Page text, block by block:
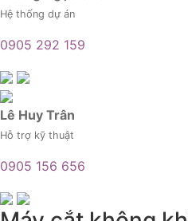
Hệ thống dự án
0905 292 159
Lê Huy Trân
Hỗ trợ kỹ thuật
0905 156 656